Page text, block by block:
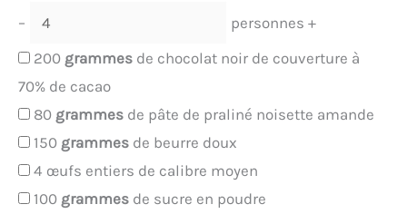
– personnes +
200 grammes de chocolat noir de couverture à
70% de cacao
80 grammes de pâte de praliné noisette amande
150 grammes de beurre doux
4 œufs entiers de calibre moyen
100 grammes de sucre en poudre